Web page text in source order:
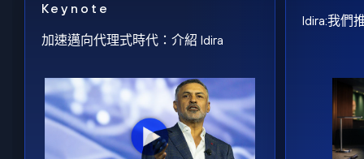
Keynote
加速邁向代理式時代：介紹 Idira
Idira:我們